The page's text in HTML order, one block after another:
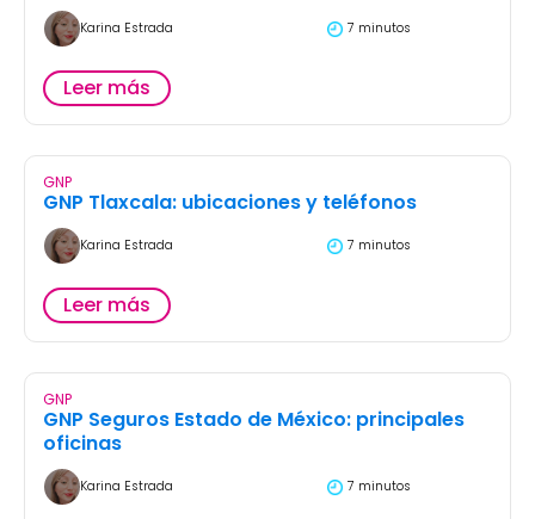
Karina Estrada 7 minutos
Leer más
GNP
GNP Tlaxcala: ubicaciones y teléfonos
Karina Estrada 7 minutos
Leer más
GNP
GNP Seguros Estado de México: principales
oficinas
Karina Estrada 7 minutos